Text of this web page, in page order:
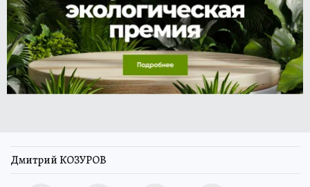
Дмитрий КОЗУРОВ